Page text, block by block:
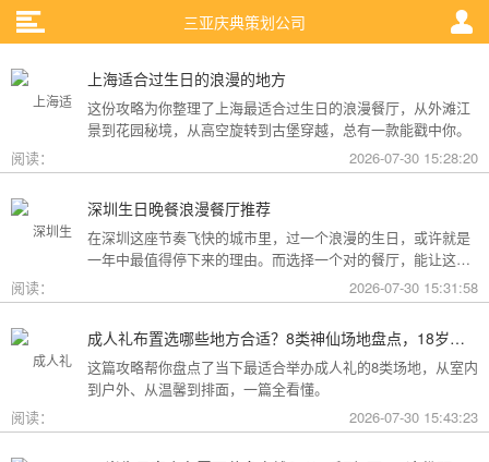
三亚庆典策划公司
上海适合过生日的浪漫的地方
这份攻略为你整理了上海最适合过生日的浪漫餐厅，从外滩江
景到花园秘境，从高空旋转到古堡穿越，总有一款能戳中你。
阅读：
2026-07-30 15:28:20
深圳生日晚餐浪漫餐厅推荐
在深圳这座节奏飞快的城市里，过一个浪漫的生日，或许就是
一年中最值得停下来的理由。而选择一个对的餐厅，能让这一
天从“普通”变成“终生难忘”。无论是俯瞰城市灯火的高空秘境，
还是被鲜花与海风包裹的梦幻露台，深圳从不缺乏仪式感。
阅读： 2026-07-30 15:31:58
成人礼布置选哪些地方合适？8类神仙场地盘点，18岁的仪式感从选对地方开始
这篇攻略帮你盘点了当下最适合举办成人礼的8类场地，从室内
到户外、从温馨到排面，一篇全看懂。
阅读：
2026-07-30 15:43:23